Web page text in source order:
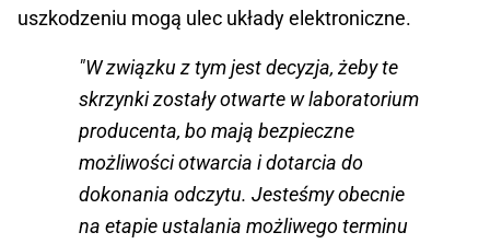
uszkodzeniu mogą ulec układy elektroniczne.
"W związku z tym jest decyzja, żeby te
skrzynki zostały otwarte w laboratorium
producenta, bo mają bezpieczne
możliwości otwarcia i dotarcia do
dokonania odczytu. Jesteśmy obecnie
na etapie ustalania możliwego terminu